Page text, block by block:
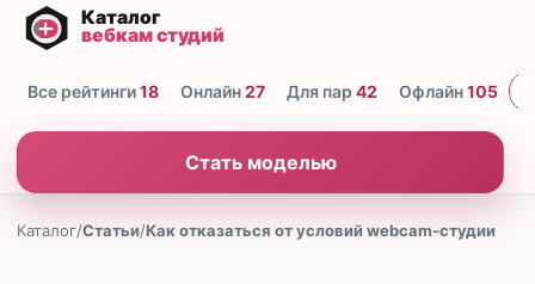
Все рейтинги18 Онлайн27 Для пар 42 Офлайн105
Стать моделью
Каталог/Статьи/Как отказаться от условий webcam-студии